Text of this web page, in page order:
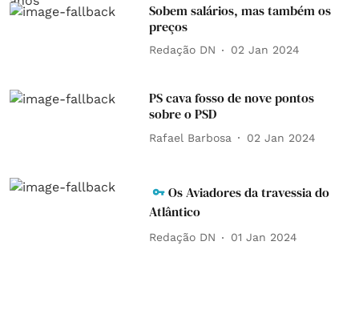
Sobem salários, mas também os
preços
Redação DN 02 Jan 2024
PS cava fosso de nove pontos
sobre o PSD
Rafael Barbosa 02 Jan 2024
Os Aviadores da travessia do
Atlântico
Redação DN 01 Jan 2024